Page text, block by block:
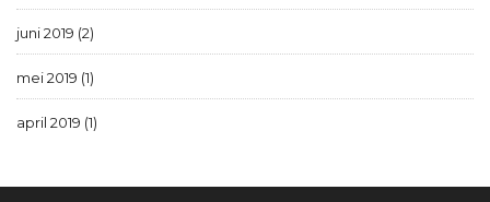
juni 2019 (2)
mei 2019 (1)
april 2019 (1)